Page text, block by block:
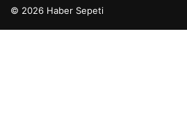
© 2026 Haber Sepeti